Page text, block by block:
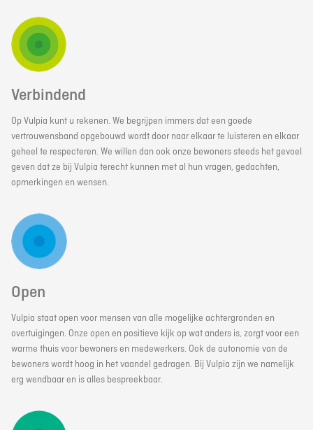
Verbindend
Op Vulpia kunt u rekenen. We begrijpen immers dat een goede
vertrouwensband opgebouwd wordt door naar elkaar te luisteren en elkaar
geheel te respecteren. We willen dan ook onze bewoners steeds het gevoel
geven dat ze bij Vulpia terecht kunnen met al hun vragen, gedachten,
opmerkingen en wensen.
Open
Vulpia staat open voor mensen van alle mogelijke achtergronden en
overtuigingen. Onze open en positieve kijk op wat anders is, zorgt voor een
warme thuis voor bewoners en medewerkers. Ook de autonomie van de
bewoners wordt hoog in het vaandel gedragen. Bij Vulpia zijn we namelijk
erg wendbaar en is alles bespreekbaar.